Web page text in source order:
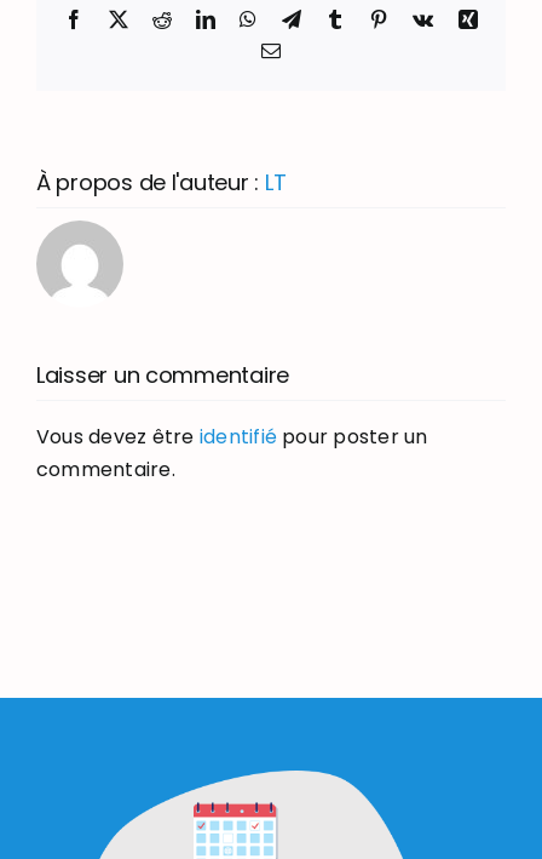
Facebook
X RedditLinkedInWhatsApp
TelegramTumblr Pinterest
Vk
Xing
Email
À propos de l'auteur : LT
Laisser un commentaire
Vous devez être identifié pour poster un
commentaire.